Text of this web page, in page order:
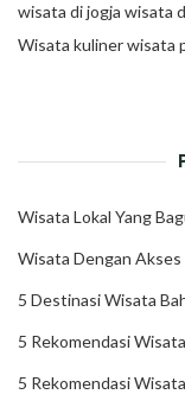
wisata di jogja wisata
Wisata kulinerwisata
Wisata Lokal Yang
Wisata Dengan
5 Destinasi Wisata
5 Rekomendasi
5 Rekomendasi